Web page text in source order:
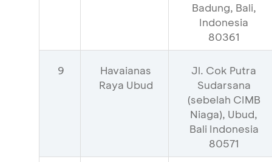
Badung, Bali,
Indonesia
80361
9
Havaianas
Raya Ubud
Jl. Cok Putra
Sudarsana
(sebelah CIMB
Niaga), Ubud,
Bali Indonesia
80571